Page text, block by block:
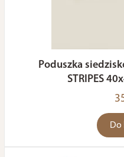
Poduszka
STRIPES
Do